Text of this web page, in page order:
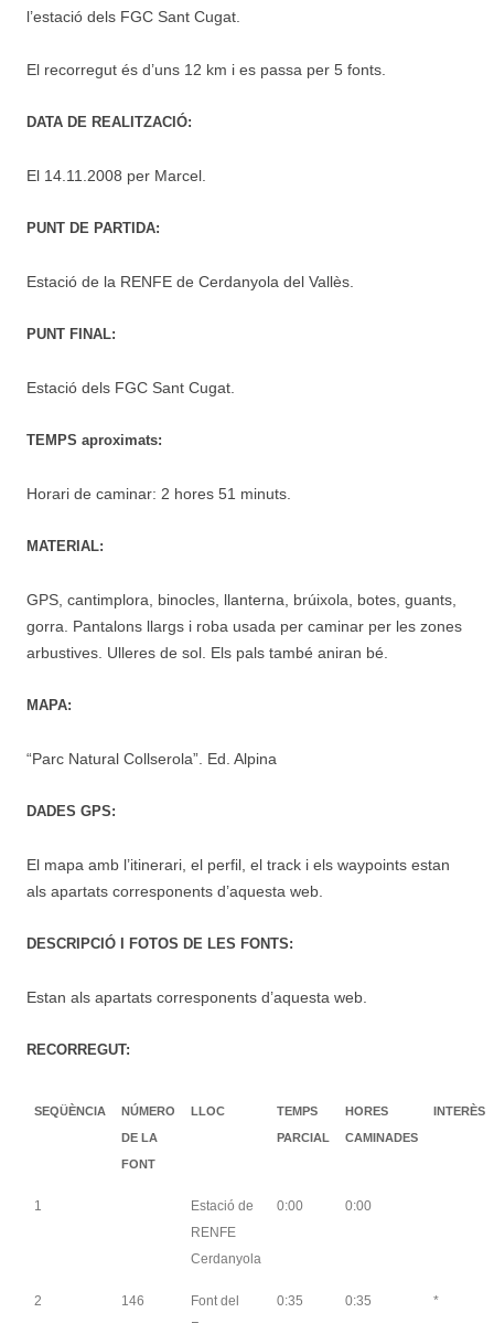
l’estació dels FGC Sant Cugat.
El recorregut és d’uns 12 km i es passa per 5 fonts.
DATA DE REALITZACIÓ:
El 14.11.2008 per Marcel.
PUNT DE PARTIDA:
Estació de la RENFE de Cerdanyola del Vallès.
PUNT FINAL:
Estació dels FGC Sant Cugat.
TEMPS aproximats:
Horari de caminar: 2 hores 51 minuts.
MATERIAL:
GPS, cantimplora, binocles, llanterna, brúixola, botes, guants,
gorra. Pantalons llargs i roba usada per caminar per les zones
arbustives. Ulleres de sol. Els pals també aniran bé.
MAPA:
“Parc Natural Collserola”. Ed. Alpina
DADES GPS:
El mapa amb l’itinerari, el perfil, el track i els waypoints estan
als apartats corresponents d’aquesta web.
DESCRIPCIÓ I FOTOS DE LES FONTS:
Estan als apartats corresponents d’aquesta web.
RECORREGUT:
SEQÜÈNCIA
NÚMERO
DE LA
FONT
LLOC
TEMPS
PARCIAL
HORES
CAMINADES
INTERÈS
1
Estació de
RENFE
Cerdanyola
0:00 0:00
2 146
Font del
0:35 0:35 *